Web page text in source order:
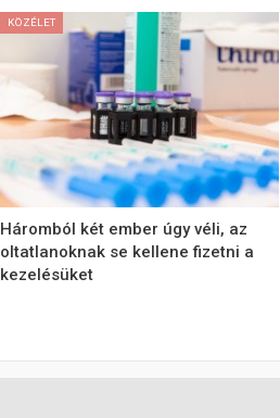
KÖZÉLET
Háromból két ember úgy véli, az
oltatlanoknak se kellene fizetni a
kezelésüket